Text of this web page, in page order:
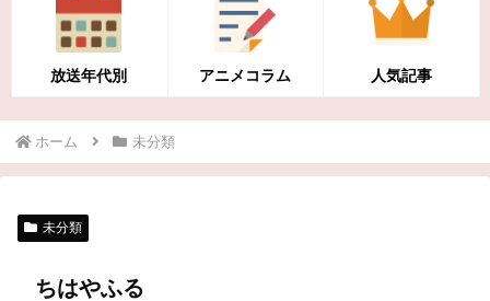
放送年代別 アニメコラム 人気記事
ホーム 未分類
未分類
ちはやふる